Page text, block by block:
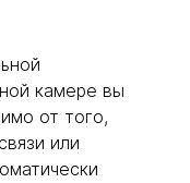
камере вы
от того,
или